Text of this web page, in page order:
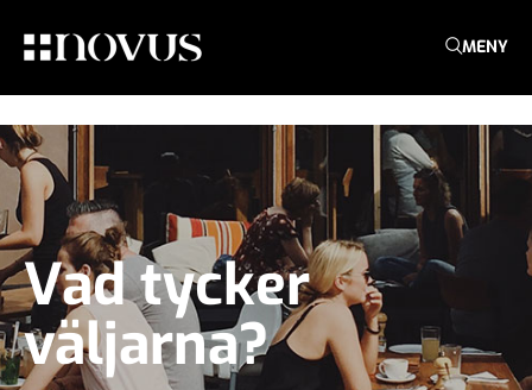
MENY
Vad tycker
väljarna?